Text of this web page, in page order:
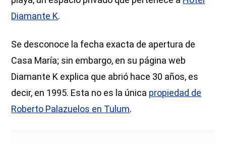
Diamante K.
Se desconoce la fecha exacta de apertura de
Casa María; sin embargo, en su página web
Diamante K explica que abrió hace 30 años, es
decir, en 1995. Esta no es la única propiedad de
Roberto Palazuelos en Tulum.